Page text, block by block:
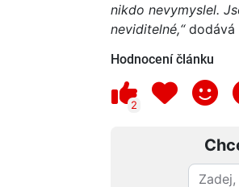
nikdo nevymyslel.
neviditelné,“dodává
Hodnocení článku
2